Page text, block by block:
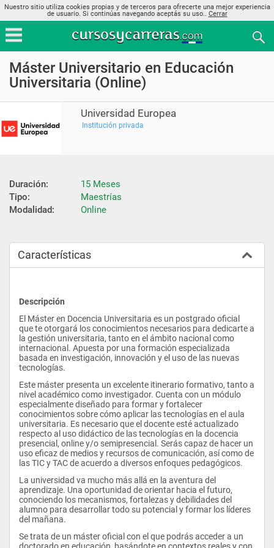
Nuestro sitio utiliza cookies propias y de terceros para ofrecerte una mejor experiencia
de usuario. Si continúas navegando aceptás su uso.. Cerrar
Máster Universitario en Educación
Universitaria (Online)
Universidad Europea
Institución privada
Duración:
15 Meses
Tipo:
Maestrías
Modalidad:
Online
Características
Descripción
El Máster en Docencia Universitaria es un postgrado oficial
que te otorgará los conocimientos necesarios para dedicarte a
la gestión universitaria, tanto en el ámbito nacional como
internacional. Apuesta por una formación especializada
basada en investigación, innovación y el uso de las nuevas
tecnologías.
Este máster presenta un excelente itinerario formativo, tanto a
nivel académico como investigador. Cuenta con un módulo
especialmente diseñado para formar y fortalecer
conocimientos sobre cómo aplicar las tecnologías en el aula
universitaria. Es necesario que el docente esté actualizado
respecto al uso didáctico de las tecnologías en la docencia
presencial, online y/o semipresencial. Serás capaz de hacer un
uso eficaz de medios y recursos de comunicación, así como de
las TIC y TAC de acuerdo a diversos enfoques pedagógicos.
La universidad va mucho más allá en la aventura del
aprendizaje. Una oportunidad de orientar hacia el futuro,
conociendo los mecanismos, fortalezas y debilidades del
alumno para desarrollar todo su potencial y formar los líderes
del mañana.
Se trata de un máster oficial con el que podrás acceder a un